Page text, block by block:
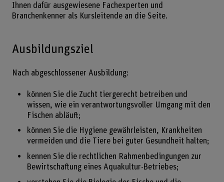
Ihnen dafür ausgewiesene Fachexperten und
Branchenkenner als Kursleitende an die Seite.
Ausbildungsziel
Nach abgeschlossener Ausbildung:
können Sie die Zucht tiergerecht betreiben und
wissen, wie ein verantwortungsvoller Umgang mit den
Fischen abläuft;
können Sie die Hygiene gewährleisten, Krankheiten
vermeiden und die Tiere bei guter Gesundheit halten;
kennen Sie die rechtlichen Rahmenbedingungen zur
Bewirtschaftung eines Aquakultur-Betriebes;